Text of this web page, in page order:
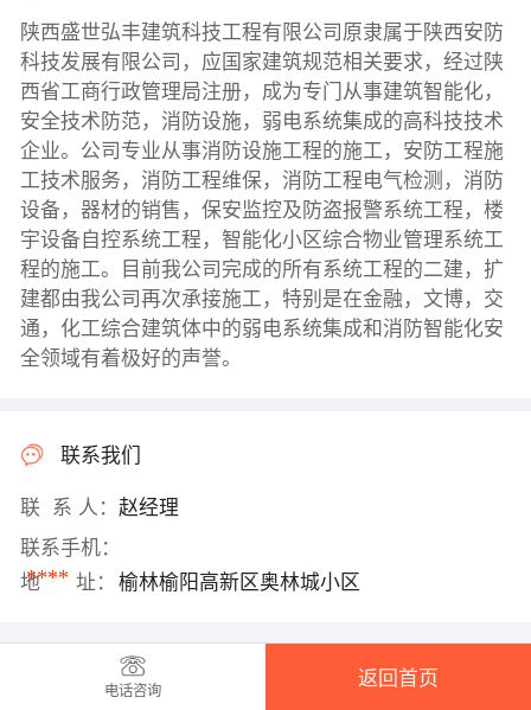
陕西盛世弘丰建筑科技工程有限公司原隶属于陕西安防
科技发展有限公司，应国家建筑规范相关要求，经过陕
西省工商行政管理局注册，成为专门从事建筑智能化，
安全技术防范，消防设施，弱电系统集成的高科技技术
企业。公司专业从事消防设施工程的施工，安防工程施
工技术服务，消防工程维保，消防工程电气检测，消防
设备，器材的销售，保安监控及防盗报警系统工程，楼
宇设备自控系统工程，智能化小区综合物业管理系统工
程的施工。目前我公司完成的所有系统工程的二建，扩
建都由我公司再次承接施工，特别是在金融，文博，交
通，化工综合建筑体中的弱电系统集成和消防智能化安
全领域有着极好的声誉。
联系我们
联 系 人： 赵经理
联系手机：
****
地 址： 榆林榆阳高新区奥林城小区
电话咨询
返回首页